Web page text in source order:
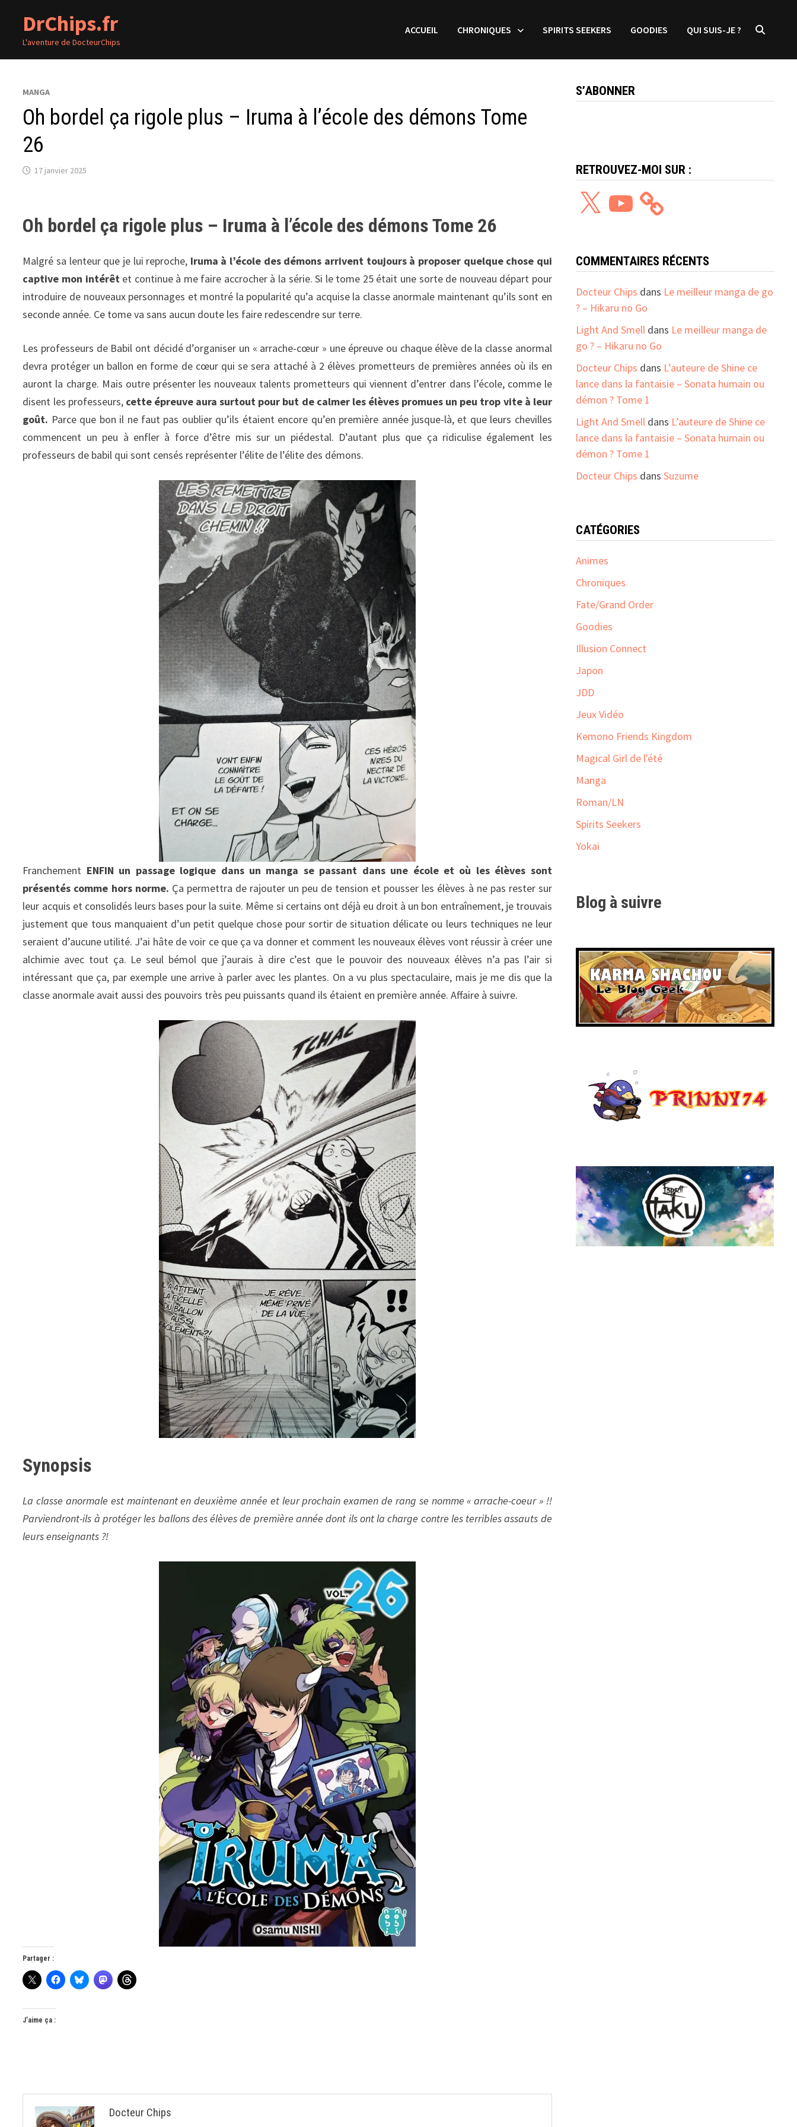
contenu
DrChips.fr
L'aventure de DocteurChips
ACCUEIL CHRONIQUES SPIRITS SEEKERS GOODIES QUI SUIS-JE ?
MANGA
Oh bordel ça rigole plus – Iruma à l’école des démons Tome
26
17 janvier 2025
Oh bordel ça rigole plus – Iruma à l’école des démons Tome 26
Malgré sa lenteur que je lui reproche, Iruma à l’école des démons arrivent toujours à proposer quelque chose qui
captive mon intérêtet continue à me faire accrocher à la série. Si le tome 25 était une sorte de nouveau départ pour
introduire de nouveaux personnages et montré la popularité qu’a acquise la classe anormale maintenant qu’ils sont en
seconde année. Ce tome va sans aucun doute les faire redescendre sur terre.
Les professeurs de Babil ont décidé d’organiser un « arrache-cœur » une épreuve ou chaque élève de la classe anormal
devra protéger un ballon en forme de cœur qui se sera attaché à 2 élèves prometteurs de premières années où ils en
auront la charge. Mais outre présenter les nouveaux talents prometteurs qui viennent d’entrer dans l’école, comme le
disent les professeurs, cette épreuve aura surtout pour but de calmer les élèves promues un peu trop vite à leur
goût. Parce que bon il ne faut pas oublier qu’ils étaient encore qu’en première année jusque-là, et que leurs chevilles
commencent un peu à enfler à force d’être mis sur un piédestal. D’autant plus que ça ridiculise également les
professeurs de babil qui sont censés représenter l’élite de l’élite des démons.
Franchement ENFIN un passage logique dans un manga se passant dans une école et où les élèves sont
présentés comme hors norme. Ça permettra de rajouter un peu de tension et pousser les élèves à ne pas rester sur
leur acquis et consolidés leurs bases pour la suite. Même si certains ont déjà eu droit à un bon entraînement, je trouvais
justement que tous manquaient d’un petit quelque chose pour sortir de situation délicate ou leurs techniques ne leur
seraient d’aucune utilité. J’ai hâte de voir ce que ça va donner et comment les nouveaux élèves vont réussir à créer une
alchimie avec tout ça. Le seul bémol que j’aurais à dire c’est que le pouvoir des nouveaux élèves n’a pas l’air si
intéressant que ça, par exemple une arrive à parler avec les plantes. On a vu plus spectaculaire, mais je me dis que la
classe anormale avait aussi des pouvoirs très peu puissants quand ils étaient en première année. Affaire à suivre.
Synopsis
La classe anormale est maintenant en deuxième année et leur prochain examen de rang se nomme « arrache-coeur » !!
Parviendront-ils à protéger les ballons des élèves de première année dont ils ont la charge contre les terribles assauts de
leurs enseignants ?!
Partager :
J’aime ça :
Docteur Chips
S’ABONNER
RETROUVEZ-MOI SUR :
YouTube
COMMENTAIRES RÉCENTS
Docteur Chips dans Le meilleur manga de go
? – Hikaru no Go
Light And Smelldans Le meilleur manga de
go ? – Hikaru no Go
Docteur Chips dans L’auteure de Shine ce
lance dans la fantaisie – Sonata humain ou
démon ? Tome 1
Light And Smelldans L’auteure de Shine ce
lance dans la fantaisie – Sonata humain ou
démon ? Tome 1
Docteur Chips dans Suzume
CATÉGORIES
Animes
Chroniques
Fate/Grand Order
Goodies
Illusion Connect
Japon
JDD
Jeux Vidéo
Kemono Friends Kingdom
Magical Girl de l'été
Manga
Roman/LN
Spirits Seekers
Yokai
Blog à suivre